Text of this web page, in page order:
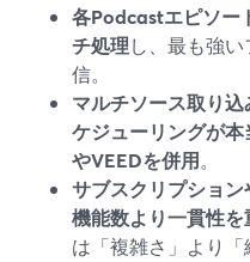
各Podcastエピソー
チ処理し、最も強
信。
マルチソース取り
ケジューリングが
やVEEDを併用。
サブスクリプション
機能数より一貫性を
は「複雑さ」より